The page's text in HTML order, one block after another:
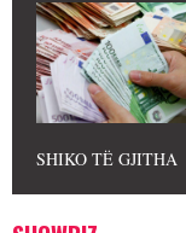
SHIKO TË GJITHA